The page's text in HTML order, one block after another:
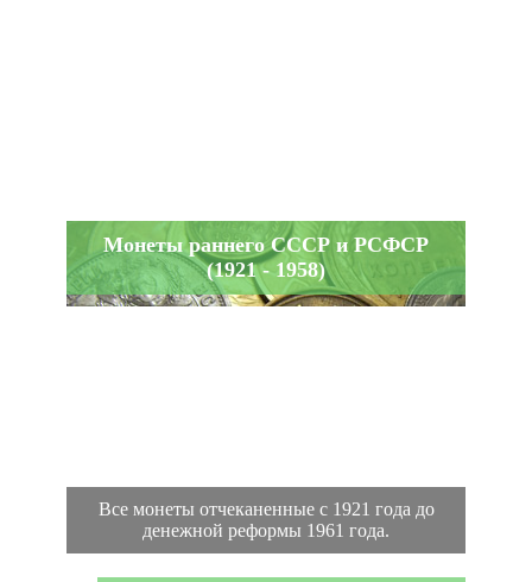
Монеты раннего СССР и РСФСР
(1921 - 1958)
Все монеты отчеканенные с 1921 года до
денежной реформы 1961 года.